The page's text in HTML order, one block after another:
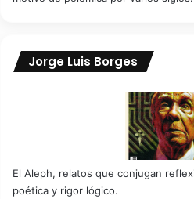
Jorge Luis Borges
El Aleph, relatos que conjugan
poética y rigor lógico.